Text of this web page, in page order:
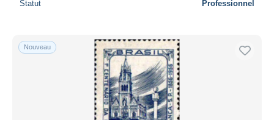
Statut Professionnel
Nouveau